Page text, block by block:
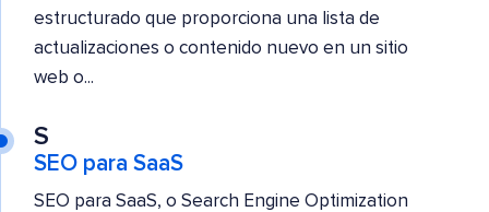
estructurado que proporciona una lista de
actualizaciones o contenido nuevo en un sitio
web o...
S
SEO para SaaS
SEO para SaaS, o Search Engine Optimization